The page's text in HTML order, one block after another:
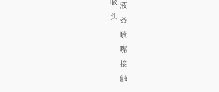
液
器
喷
嘴
接
触